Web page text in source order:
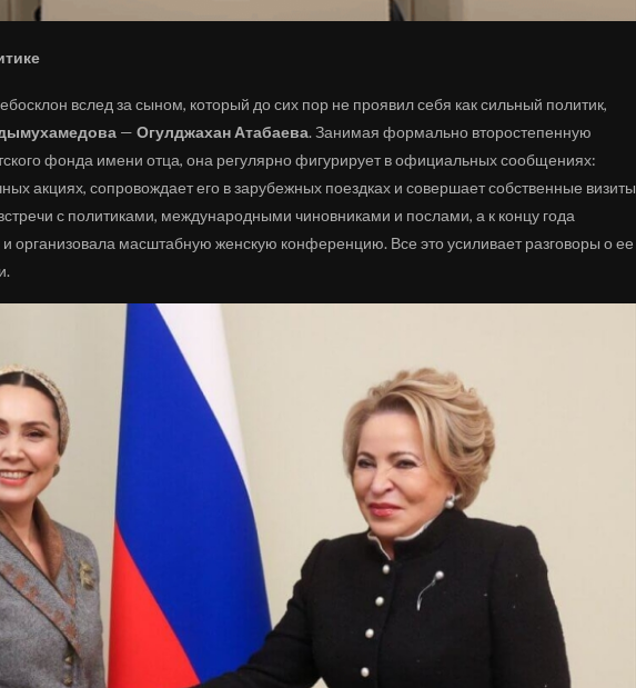
вслед за сыном, который до сих пор не проявил себя как сильный политик,
— Огулджахан Атабаева. Занимая формально второстепенную
фонда имени отца, она регулярно фигурирует в официальных сообщениях:
акциях, сопровождает его в зарубежных поездках и совершает собственные визиты
с политиками, международными чиновниками и послами, а к концу года
организовала масштабную женскую конференцию. Все это усиливает разговоры о ее